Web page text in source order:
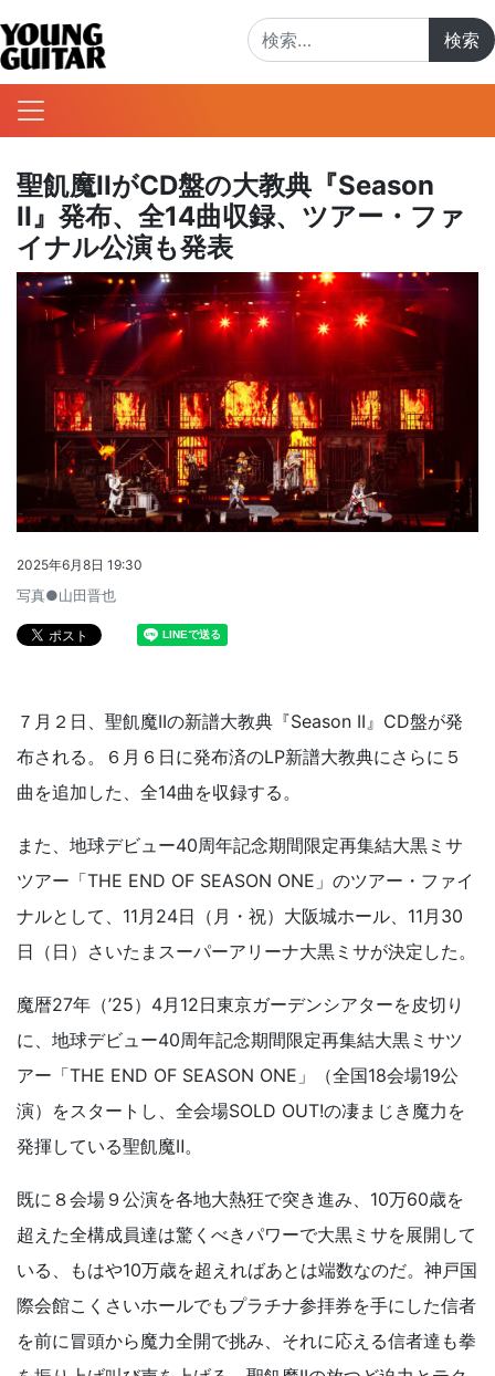
聖飢魔IIがCD盤の大教典『Season
II』発布、全14曲収録、ツアー・ファ
イナル公演も発表
2025年6月8日 19:30
写真●山田晋也
７月２日、聖飢魔IIの新譜大教典『Season II』CD盤が発
布される。６月６日に発布済のLP新譜大教典にさらに５
曲を追加した、全14曲を収録する。
また、地球デビュー40周年記念期間限定再集結大黒ミサ
ツアー「THE END OF SEASON ONE」のツアー・ファイ
ナルとして、11月24日（月・祝）大阪城ホール、11月30
日（日）さいたまスーパーアリーナ大黒ミサが決定した。
魔暦27年（’25）4月12日東京ガーデンシアターを皮切り
に、地球デビュー40周年記念期間限定再集結大黒ミサツ
アー「THE END OF SEASON ONE」（全国18会場19公
演）をスタートし、全会場SOLD OUT!の凄まじき魔力を
発揮している聖飢魔Ⅱ。
既に８会場９公演を各地大熱狂で突き進み、10万60歳を
超えた全構成員達は驚くべきパワーで大黒ミサを展開して
いる、もはや10万歳を超えればあとは端数なのだ。神戸国
際会館こくさいホールでもプラチナ参拝券を手にした信者
を前に冒頭から魔力全開で挑み、それに応える信者達も拳